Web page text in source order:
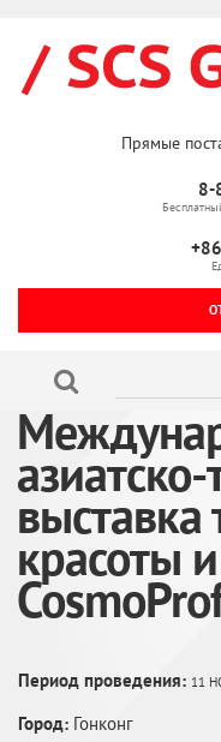
Прямые
8-
выставка
красоты
Период проведения: 11
Город: Гонконг